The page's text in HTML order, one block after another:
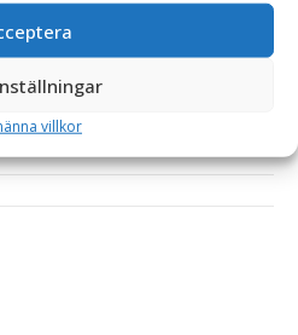
villkor